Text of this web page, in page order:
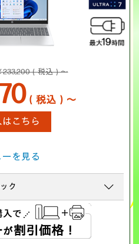
233,200（税込）～
（税込）～
はこちら
ーを見る
ク